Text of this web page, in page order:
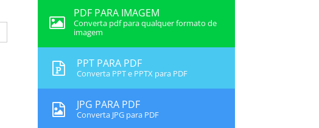
PDF PARA IMAGEM
Converta pdf para qualquer formato de
imagem
PPT PARA PDF
Converta PPT e PPTX para PDF
JPG PARA PDF
Converta JPG para PDF